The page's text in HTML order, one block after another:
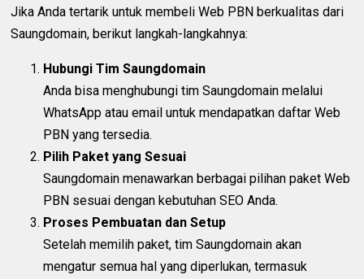
Jika Anda tertarik untuk membeli Web PBN berkualitas dari
Saungdomain, berikut langkah-langkahnya:
Hubungi Tim Saungdomain
Anda bisa menghubungi tim Saungdomain melalui
WhatsApp atau email untuk mendapatkan daftar Web
PBN yang tersedia.
Pilih Paket yang Sesuai
Saungdomain menawarkan berbagai pilihan paket Web
PBN sesuai dengan kebutuhan SEO Anda.
Proses Pembuatan dan Setup
Setelah memilih paket, tim Saungdomain akan
mengatur semua hal yang diperlukan, termasuk